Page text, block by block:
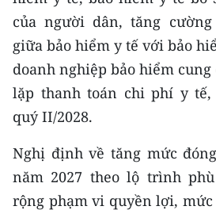
ESPAÑOL
한국어
của người dân, tăng
giữa bảo hiểm y tế với bảo
doanh nghiệp bảo hiểm
lặp thanh toán chi phí y tế,
quý II/2028.
Nghị định về tăng mức
năm 2027 theo lộ trình
rộng phạm vi quyền lợi,